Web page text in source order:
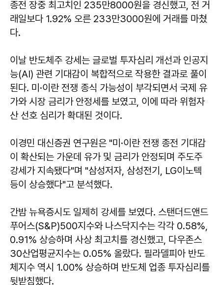
종전 장중 최고치인 235만8000원을 경신했고, 전 거
래일보다 1.92% 오른 233만3000원에 거래를 마쳤
다.
이날 반도체주 강세는 글로벌 투자심리 개선과 인공지
능(AI) 관련 기대감이 복합적으로 작용한 결과로 풀이
된다. 미·이란 전쟁 종식 가능성이 부각되면서 국제 유
가와 시장 금리가 안정세를 보였고, 이에 따라 위험자
산 선호 심리가 확대된 것이다.
이경민 대신증권 연구원은 "미·이란 전쟁 종전 기대감
이 확산되는 가운데 유가 및 금리가 안정되며 주도주
강세가 지속됐다"며 "삼성저자, 삼성전기, LG이노텍
등이 상승했다"고 분석했다.
간밤 뉴욕증시도 일제히 강세를 보였다. 스탠더드앤드
푸어스(S&P)500지수와 나스닥지수는 각각 0.58%,
0.91% 상승하며 사상 최고치를 경신했고, 다우존스
30산업평균지수는 0.05% 올랐다. 필라델피아 반도
체지수 역시 1.00% 상승하며 반도체 업종 투자심리를
뒷받침했다.